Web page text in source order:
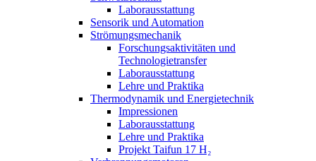
Laborausstattung
Sensorik und Automation
Strömungsmechanik
Forschungsaktivitäten und
Technologietransfer
Laborausstattung
Lehre und Praktika
Thermodynamik und Energietechnik
Impressionen
Laborausstattung
Lehre und Praktika
Projekt Taifun 17 H₂